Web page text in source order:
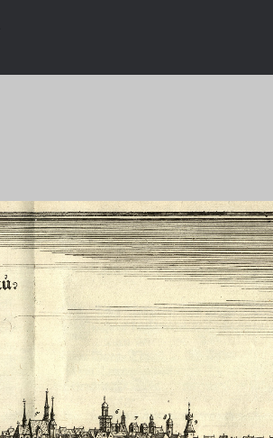
DER RHEIN VON BASEL BIS KOBLENZ
Ganz neue Vorstellung des Rheinstroms
1794
Details der historischen Rheinkarte
Deutsch-französische Geschichte am
Rhein
Chronologie der deutsch-französischen
Geschichte